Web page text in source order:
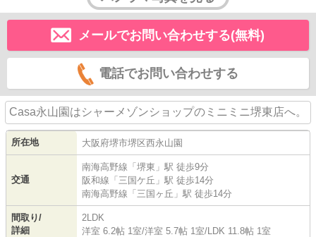
メールでお問い合わせする(無料)
電話でお問い合わせする
Casa永山園はシャーメゾンショップのミニミニ堺東店へ。
所在地 大阪府堺市堺区西永山園
交通
南海高野線 「 堺東 」駅 徒歩9分
阪和線 「 三国ケ丘 」駅 徒歩14分
南海高野線 「 三国ヶ丘 」駅 徒歩14分
間取り/
詳細
2LDK
洋室 6.2帖 1室/洋室 5.7帖 1室/ LDK 11.8帖 1室